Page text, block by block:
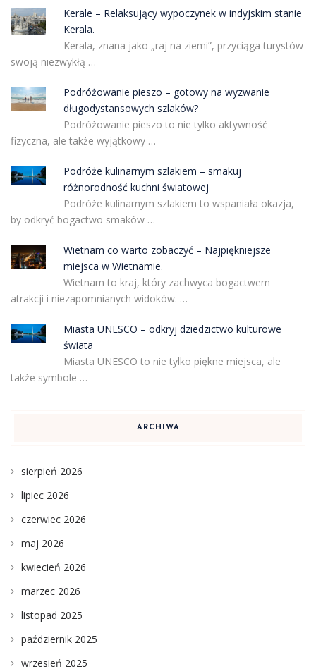
Kerale – Relaksujący wypoczynek w indyjskim stanie
Kerala.
Kerala, znana jako „raj na ziemi”, przyciąga turystów
swoją niezwykłą …
Podróżowanie pieszo – gotowy na wyzwanie
długodystansowych szlaków?
Podróżowanie pieszo to nie tylko aktywność
fizyczna, ale także wyjątkowy …
Podróże kulinarnym szlakiem – smakuj
różnorodność kuchni światowej
Podróże kulinarnym szlakiem to wspaniała okazja,
by odkryć bogactwo smaków …
Wietnam co warto zobaczyć – Najpiękniejsze
miejsca w Wietnamie.
Wietnam to kraj, który zachwyca bogactwem
atrakcji i niezapomnianych widoków. …
Miasta UNESCO – odkryj dziedzictwo kulturowe
świata
Miasta UNESCO to nie tylko piękne miejsca, ale
także symbole …
ARCHIWA
sierpień 2026
lipiec 2026
czerwiec 2026
maj 2026
kwiecień 2026
marzec 2026
listopad 2025
październik 2025
wrzesień 2025